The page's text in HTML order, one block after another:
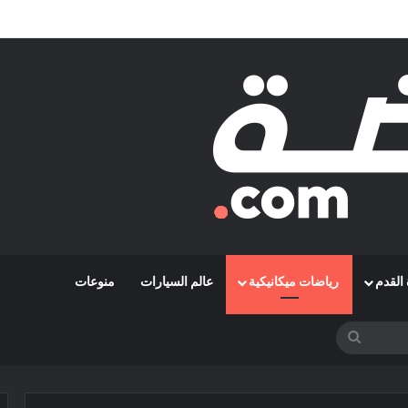
رمضاوي ويضمه لثلاثة مواسم
القدم رياضات ميكانيكية عالم السيارات منوعات
بحث